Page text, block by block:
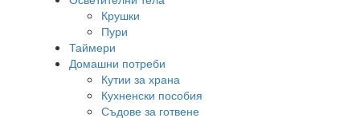
Крушки
Пури
Таймери
Домашни потреби
Кутии за храна
Кухненски пособия
Съдове за готвене